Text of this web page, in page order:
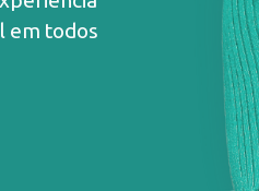
em todos